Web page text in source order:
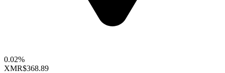
0.02%
XMR$368.89